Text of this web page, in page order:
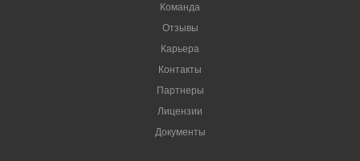
Команда
Отзывы
Карьера
Контакты
Партнеры
Лицензии
Документы